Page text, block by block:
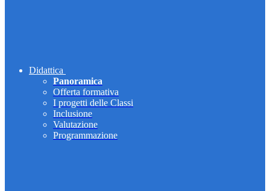
Didattica
Panoramica
Offerta formativa
I progetti delle Classi
Inclusione
Valutazione
Programmazione